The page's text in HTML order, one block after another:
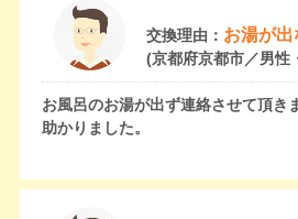
交換理由： お湯が出
(京都府京都市／男性
お風呂のお湯が出ず連絡させて頂き
助かりました。